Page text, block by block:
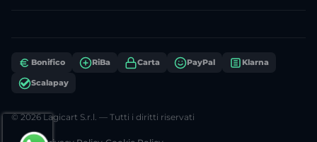
Bonifico RiBa Carta PayPal Klarna
Scalapay
© 2026 Lagicart S.r.l. — Tutti i diritti riservati